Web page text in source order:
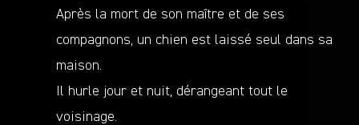
Après la mort de son maître et de ses
compagnons, un chien est laissé seul dans sa
maison.
Il hurle jour et nuit, dérangeant tout le
voisinage.